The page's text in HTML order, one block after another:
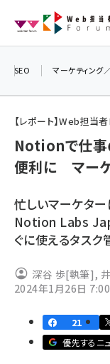
ン
seo (3538)
youtube
note
セミナー
z世代 (1629)
meo
llmo
SEO マーケティング
【レポート】Web担当
Notionで仕事
便利に マーケ
忙しいマーケター
Notion Labs
ぐに使えるタス
深谷 歩[執筆] ,
2024年1月26日 7:00
21
優先するニ